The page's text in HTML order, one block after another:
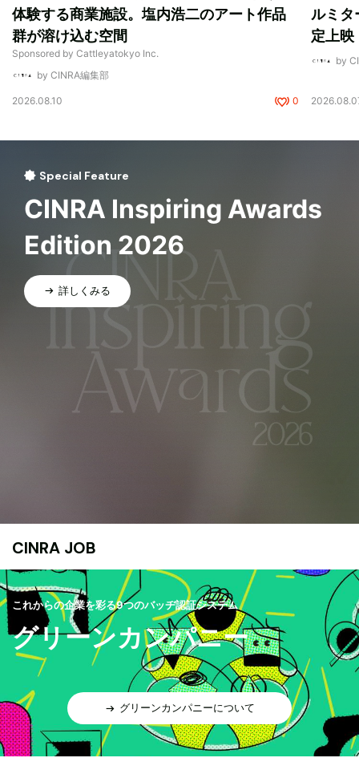
体験する商業施設。塩内浩二のアート作品
群が溶け込む空間
Sponsored by Cattleyatokyo Inc.
by CINRA編集部
2026.08.10 0
ルミタ
定上映
by
Special Feature
CINRA Inspiring Awards
Edition 2026
詳しくみる
CINRA JOB
これからの企業を彩る9つのバッヂ認証システム
グリーンカンパニー
グリーンカンパニーについて